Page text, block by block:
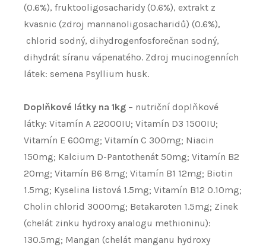
(0.6%), fruktooligosacharidy (0.6%), extrakt z
kvasnic (zdroj mannanoligosacharidů) (0.6%),
chlorid sodný, dihydrogenfosforečnan sodný,
dihydrát síranu vápenatého. Zdroj mucinogenních
látek: semena Psyllium husk.
Doplňkové látky na 1kg – nutriční doplňkové
látky: Vitamín A 22000IU; Vitamín D3 1500IU;
Vitamín E 600mg; Vitamín C 300mg; Niacin
150mg; Kalcium D-Pantothenát 50mg; Vitamín B2
20mg; Vitamín B6 8mg; Vitamín B1 12mg; Biotin
1.5mg; Kyselina listová 1.5mg; Vitamín B12 0.10mg;
Cholin chlorid 3000mg; Betakaroten 1.5mg; Zinek
(chelát zinku hydroxy analogu methioninu):
130.5mg; Mangan (chelát manganu hydroxy